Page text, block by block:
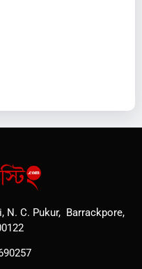
N. C. Pukur, Barrackpore,